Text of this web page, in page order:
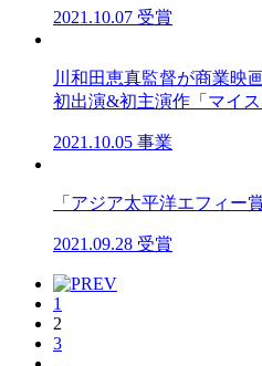
2021.10.07 受賞
川和⽥恵真監督が商業映
初出演&初主演作「マイ
2021.10.05 事業
「アジア太平洋エフィー
2021.09.28 受賞
1
2
3